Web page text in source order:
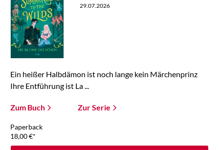
29.07.2026
Ein heißer Halbdämon ist noch lange kein Märchenprinz
Ihre Entführung ist La ...
Zum Buch Zur Serie
Paperback
18,00€*